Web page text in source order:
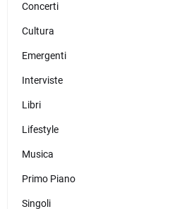
Concerti
Cultura
Emergenti
Interviste
Libri
Lifestyle
Musica
Primo Piano
Singoli